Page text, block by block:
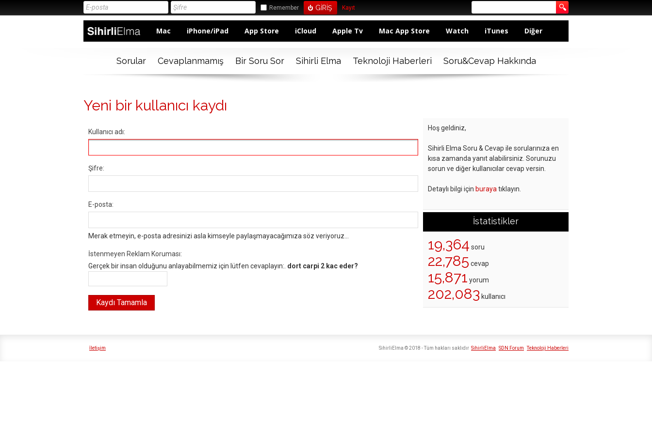
Remember Kayıt
Mac iPhone/iPad App Store iCloud Apple Tv Mac App Store Watch iTunes Diğer
Sorular Cevaplanmamış Bir Soru Sor Sihirli Elma Teknoloji Haberleri Soru&Cevap Hakkında
Yeni bir kullanıcı kaydı
Kullanıcı adı:
Şifre:
E-posta:
Merak etmeyin, e-posta adresinizi asla kimseyle paylaşmayacağımıza söz veriyoruz...
İstenmeyen Reklam Koruması:
Gerçek bir insan olduğunu anlayabilmemiz için lütfen cevaplayın:. dort carpi 2 kac eder?
Hoş geldiniz,
Sihirli Elma Soru & Cevap ile sorularınıza en
kısa zamanda yanıt alabilirsiniz. Sorunuzu
sorun ve diğer kullanıcılar cevap versin.
Detaylı bilgi için buraya tıklayın.
İstatistikler
19,364 soru
22,785 cevap
15,871 yorum
202,083 kullanıcı
İletişim SihirliElma SDN Forum Teknoloji Haberleri
SihirliElma © 2018 - Tüm hakları saklıdır